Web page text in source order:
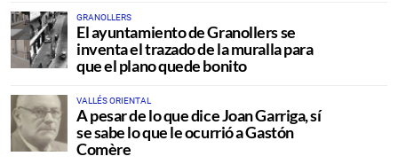
GRANOLLERS
El ayuntamiento de Granollers se
inventa el trazado de la muralla para
que el plano quede bonito
VALLÉS ORIENTAL
A pesar de lo que dice Joan Garriga, sí
se sabe lo que le ocurrió a Gastón
Comère